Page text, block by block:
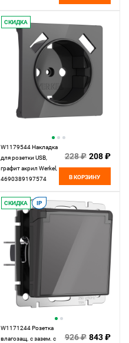
СКИДКА
W1179544 Накладка
для розетки USB,
графит акрил Werkel,
4690389197574
228 ₽ 208 ₽
В КОРЗИНУ
СКИДКА IP
W1171244 Розетка
влагозащ. с зазем. с
926 ₽ 843 ₽